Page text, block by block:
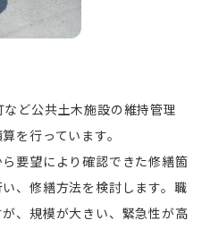
ど公共土木施設の維持管理
を行っています。
要望により確認できた修繕箇
、修繕方法を検討します。職
、規模が大きい、緊急性が高